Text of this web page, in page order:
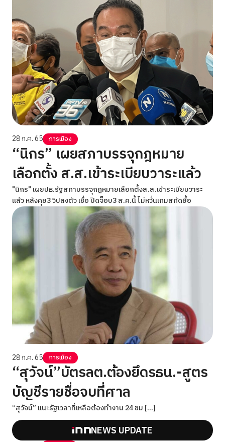
28 ก.ค. 65 การเมือง
“นิกร” เผยสภาบรรจุกฎหมาย
เลือกตั้ง ​ส.ส.เข้าระเบียบวาระแล้ว
"นิกร" เผยปธ.รัฐสภาบรรจุกฎหมายเลือกตั้งส.ส.เข้าระเบียบวาระ
แล้ว หลังคุย3 วิปลงตัว เชื่อ ปิดจ็อบ3 ส.ค.นี้ ไม่หวั่นเกมสกัดยื้อ
28 ก.ค. 65 การเมือง
“สุวัจน์”บัตรลต.ต้องยึดรธน.-สูตร
บัญชีรายชื่อจบที่ศาล
“สุวัจน์” แนะรัฐเวลาที่เหลือต้องทำงาน 24 ชม […]
NEWS UPDATE